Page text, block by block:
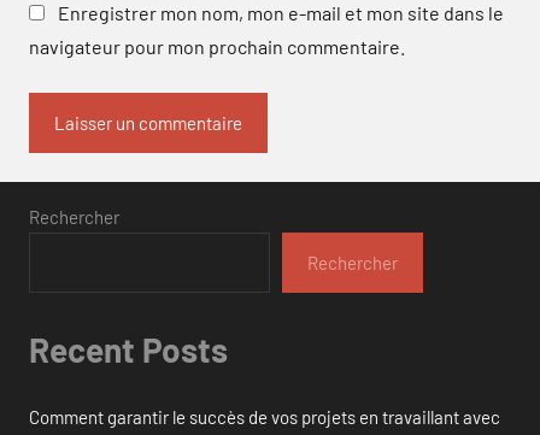
Enregistrer mon nom, mon e-mail et mon site dans le
navigateur pour mon prochain commentaire.
Rechercher
Rechercher
Recent Posts
Comment garantir le succès de vos projets en travaillant avec